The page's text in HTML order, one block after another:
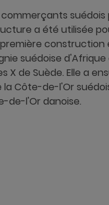
suédois
a été utilisée
construction
suédoise
X de Suède. Elle a
la Côte-de-l'Or
de-l'Or danoise.